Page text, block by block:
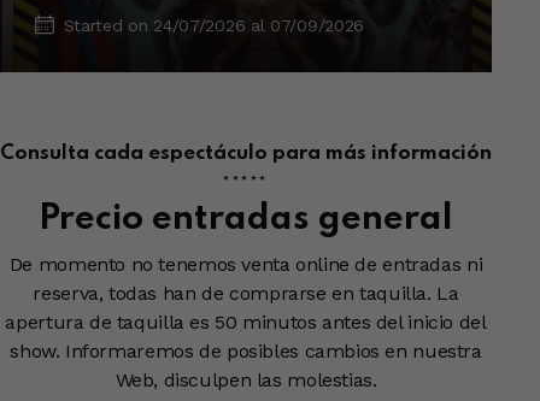
Started on 24/07/2026 al 07/09/2026
Consulta cada espectáculo para más información
*****
Precio entradas general
De momento no tenemos venta online de entradas ni
reserva, todas han de comprarse en taquilla. La
apertura de taquilla es 50 minutos antes del inicio del
show. Informaremos de posibles cambios en nuestra
Web, disculpen las molestias.